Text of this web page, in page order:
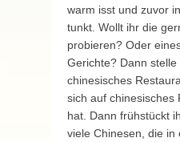
warm isst und zuvor
tunkt. Wollt ihr die
probieren? Oder
Gerichte? Dann
chinesisches
sich auf chinesisches
hat. Dann frühstückt
viele Chinesen, die in